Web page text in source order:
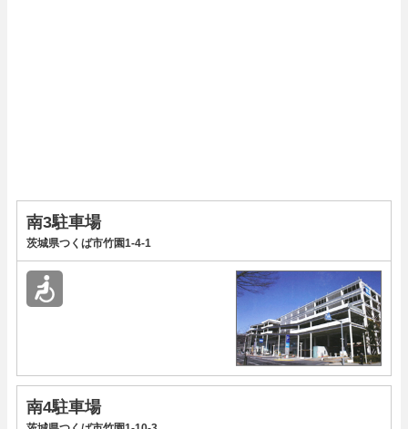
南3駐車場
茨城県つくば市竹園1-4-1
南4駐車場